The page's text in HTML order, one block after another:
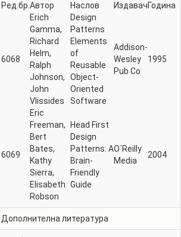
Ред.бр. Автор Наслов ИздавачГодина
6068
Erich
Gamma,
Richard
Helm,
Ralph
Johnson,
John
Vlissides
Design
Patterns
Elements
of
Reusable
Object-
Oriented
Software
Addison-
Wesley
Pub Co
1995
6069
Eric
Freeman,‎
Bert
Bates,‎
Kathy
Sierra,‎
Elisabeth
Robson
Head First
Design
Patterns: A
Brain-
Friendly
Guide
O`Reilly
Media
2004
Дополнителна литература